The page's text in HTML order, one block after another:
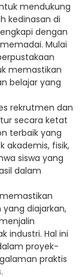
mendukung
kedinasan di
dengan
Mulai
memastikan
belajar yang
rekrutmen dan
secara ketat
terbaik yang
akademis, fisik,
siswa yang
dalam
diajarkan,
industri. Hal ini
proyek-
praktis